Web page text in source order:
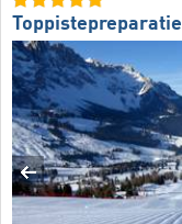
Toppistepreparatie